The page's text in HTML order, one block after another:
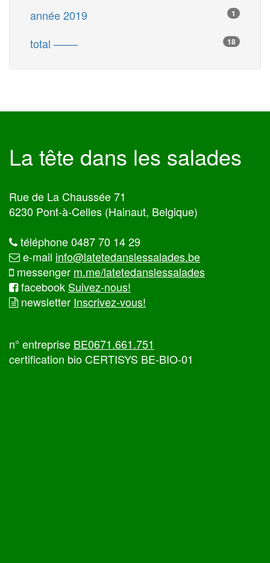
1
année 2019
18
total ––––
La tête dans les salades
Rue de La Chaussée 71
6230 Pont-à-Celles (Hainaut, Belgique)
téléphone 0487 70 14 29
e-mail info@latetedanslessalades.be
messenger m.me/latetedanslessalades
facebook Suivez-nous!
newsletter Inscrivez-vous!
n° entreprise BE0671.661.751
certification bio CERTISYS BE-BIO-01